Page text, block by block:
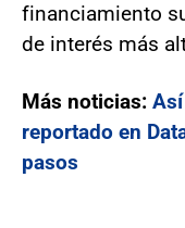
financiamiento
de interés más
Más noticias:
reportado en
pasos